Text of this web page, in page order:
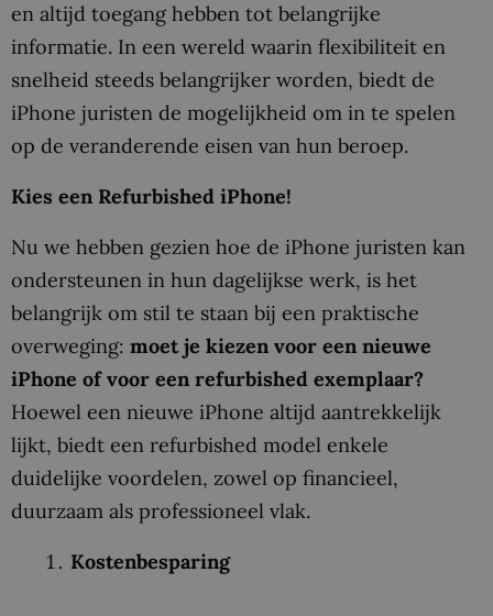
en altijd toegang hebben tot belangrijke
informatie. In een wereld waarin flexibiliteit en
snelheid steeds belangrijker worden, biedt de
iPhone juristen de mogelijkheid om in te spelen
op de veranderende eisen van hun beroep.
Kies een Refurbished iPhone!
Nu we hebben gezien hoe de iPhone juristen kan
ondersteunen in hun dagelijkse werk, is het
belangrijk om stil te staan bij een praktische
overweging: moet je kiezen voor een nieuwe
iPhone of voor een refurbished exemplaar?
Hoewel een nieuwe iPhone altijd aantrekkelijk
lijkt, biedt een refurbished model enkele
duidelijke voordelen, zowel op financieel,
duurzaam als professioneel vlak.
Kostenbesparing